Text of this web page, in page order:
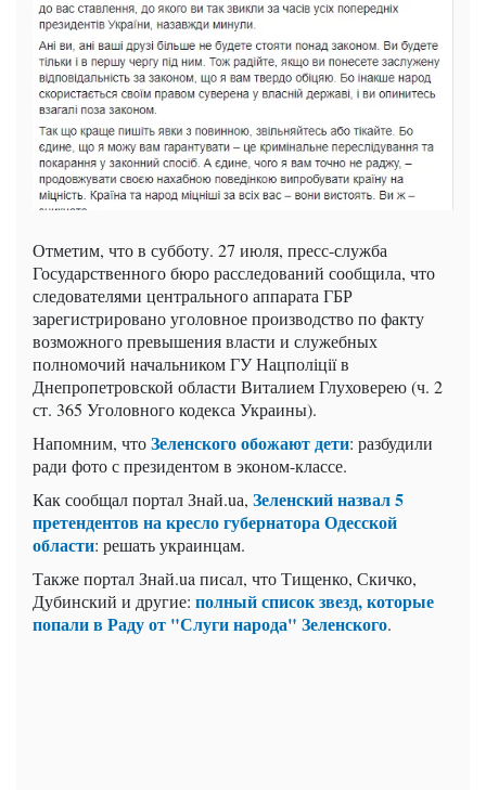
Отметим, что в субботу. 27 июля, пресс-служба
Государственного бюро расследований сообщила, что
следователями центрального аппарата ГБР
зарегистрировано уголовное производство по факту
возможного превышения власти и служебных
полномочий начальником ГУ Нацполіції в
Днепропетровской области Виталием Глуховерею (ч. 2
ст. 365 Уголовного кодекса Украины).
Напомним, чтоЗеленского обожают дети: разбудили
ради фото с президентом в эконом-классе.
Как сообщал портал Знай.uа, Зеленский назвал 5
претендентов на кресло губернатора Одесской
области: решать украинцам.
Также портал Знай.ua писал, что Тищенко, Скичко,
Дубинский и другие: полный список звезд, которые
попали в Раду от "Слуги народа" Зеленского.